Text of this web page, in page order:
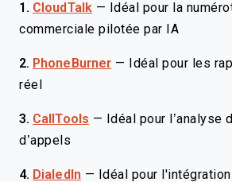
1. CloudTalk —
Idéal pour la
commerciale pilotée par IA
2. PhoneBurner —
Idéal pour les
réel
3. CallTools —
Idéal pour l’analyse
d’appels
4. DialedIn — Idéal pour l'intégration